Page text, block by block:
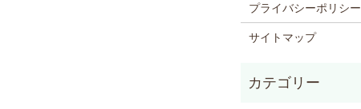
プライバシーポリシー
サイトマップ